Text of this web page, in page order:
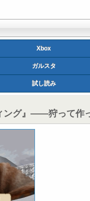
Xbox
ガルスタ
試し読み
ング』――狩って作